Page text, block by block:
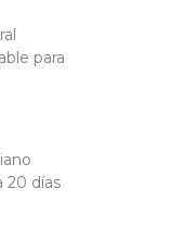
para
20 días